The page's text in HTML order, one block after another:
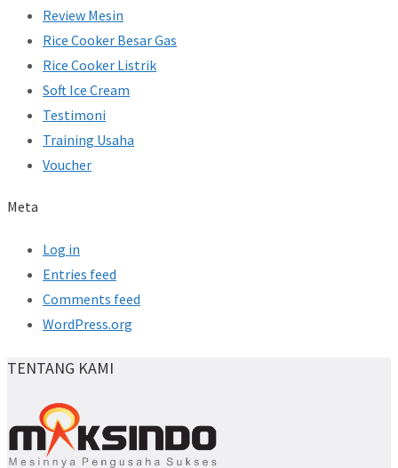
Review Mesin
Rice Cooker Besar Gas
Rice Cooker Listrik
Soft Ice Cream
Testimoni
Training Usaha
Voucher
Meta
Log in
Entries feed
Comments feed
WordPress.org
TENTANG KAMI